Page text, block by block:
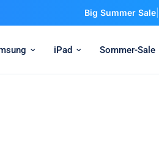
Big Summer Sale
iPad Sommer-Sale